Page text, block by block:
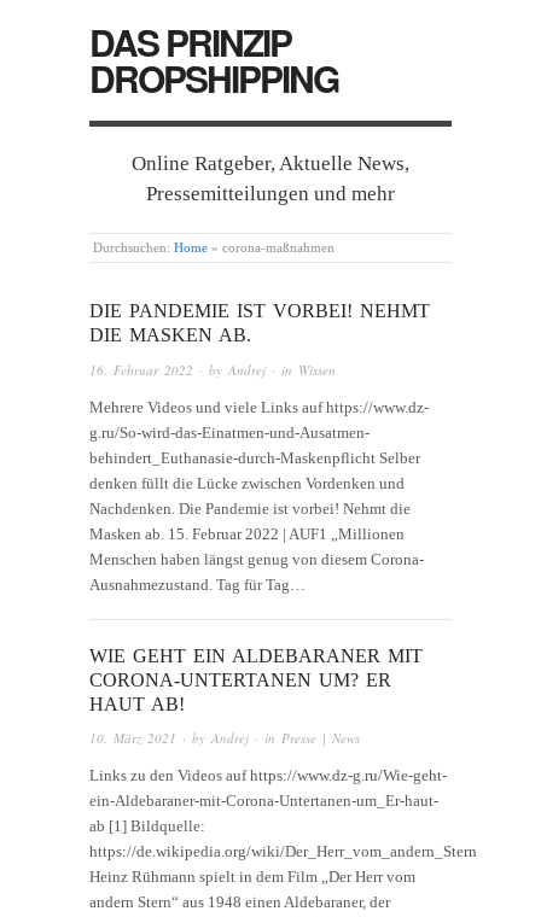
DAS PRINZIP
DROPSHIPPING
Online Ratgeber, Aktuelle News,
Pressemitteilungen und mehr
Durchsuchen: Home » corona-maßnahmen
DIE PANDEMIE IST VORBEI! NEHMT
DIE MASKEN AB.
16. Februar 2022 · by Andrej · in Wissen
Mehrere Videos und viele Links auf https://www.dz-
g.ru/So-wird-das-Einatmen-und-Ausatmen-
behindert_Euthanasie-durch-Maskenpflicht Selber
denken füllt die Lücke zwischen Vordenken und
Nachdenken. Die Pandemie ist vorbei! Nehmt die
Masken ab. 15. Februar 2022 | AUF1 „Millionen
Menschen haben längst genug von diesem Corona-
Ausnahmezustand. Tag für Tag…
WIE GEHT EIN ALDEBARANER MIT
CORONA-UNTERTANEN UM? ER
HAUT AB!
10. März 2021 · by Andrej · in Presse | News
Links zu den Videos auf https://www.dz-g.ru/Wie-geht-
ein-Aldebaraner-mit-Corona-Untertanen-um_Er-haut-
ab [1] Bildquelle:
https://de.wikipedia.org/wiki/Der_Herr_vom_andern_Stern
Heinz Rühmann spielt in dem Film „Der Herr vom
andern Stern“ aus 1948 einen Aldebaraner, der